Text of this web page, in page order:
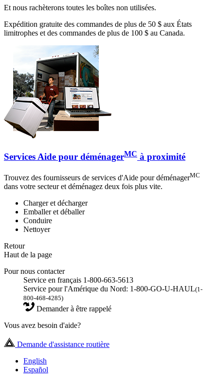
Et nous rachèterons toutes les boîtes non utilisées.
Expédition gratuite des commandes de plus de 50 $ aux États
limitrophes et des commandes de plus de 100 $ au Canada.
Services Aide pour déménagerMC à proximité
Trouvez des fournisseurs de services d'Aide pour déménagerMC
dans votre secteur et déménagez deux fois plus vite.
Charger et décharger
Emballer et déballer
Conduire
Nettoyer
Retour
Haut de la page
Pour nous contacter
Service en français 1-800-663-5613
Service pour l'Amérique du Nord: 1-800-GO-U-HAUL(1-
800-468-4285)
Demander à être rappelé
Vous avez besoin d'aide?
Demande d'assistance routière
English
Español